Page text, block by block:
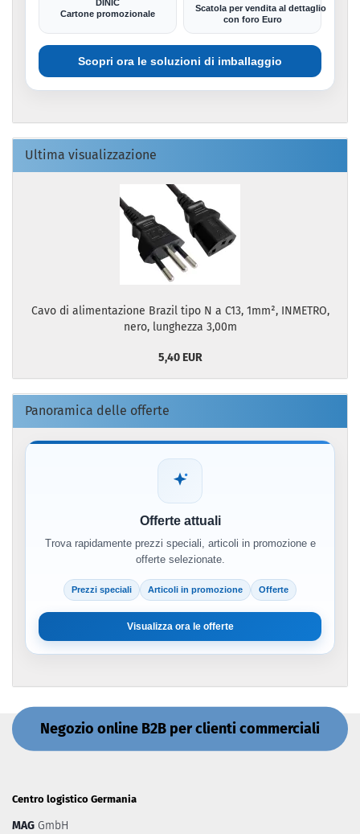
DINIC
Cartone promozionale
Scatola per vendita al dettaglio
con foro Euro
Scopri ora le soluzioni di imballaggio
Ultima visualizzazione
Cavo di alimentazione Brazil tipo N a C13, 1mm², INMETRO,
nero, lunghezza 3,00m
5,40 EUR
Panoramica delle offerte
Offerte attuali
Trova rapidamente prezzi speciali, articoli in promozione e
offerte selezionate.
Prezzi speciali Articoli in promozione Offerte
Visualizza ora le offerte
Negozio online B2B per clienti commerciali
Centro logistico Germania
MAG GmbH